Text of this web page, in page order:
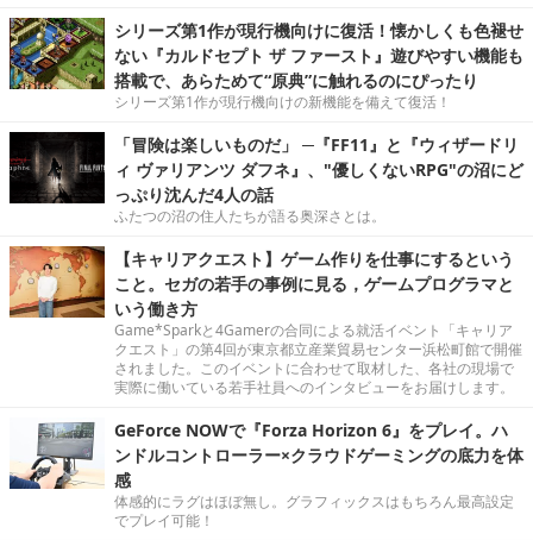
シリーズ第1作が現行機向けに復活！懐かしくも色褪せ
ない『カルドセプト ザ ファースト』遊びやすい機能も
搭載で、あらためて“原典”に触れるのにぴったり
シリーズ第1作が現行機向けの新機能を備えて復活！
「冒険は楽しいものだ」 ─『FF11』と『ウィザードリ
ィ ヴァリアンツ ダフネ』、"優しくないRPG"の沼にど
っぷり沈んだ4人の話
ふたつの沼の住人たちが語る奥深さとは。
【キャリアクエスト】ゲーム作りを仕事にするという
こと。セガの若手の事例に見る，ゲームプログラマと
いう働き方
Game*Sparkと4Gamerの合同による就活イベント「キャリア
クエスト」の第4回が東京都立産業貿易センター浜松町館で開催
されました。このイベントに合わせて取材した、各社の現場で
実際に働いている若手社員へのインタビューをお届けします。
GeForce NOWで『Forza Horizon 6』をプレイ。ハ
ンドルコントローラー×クラウドゲーミングの底力を体
感
体感的にラグはほぼ無し。グラフィックスはもちろん最高設定
でプレイ可能！